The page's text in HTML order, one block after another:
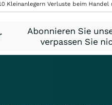
Kleinanlegern Verluste beim
Abonnieren Sie
verpassen Sie